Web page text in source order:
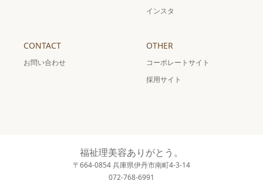
インスタ
CONTACT
お問い合わせ
OTHER
コーポレートサイト
採用サイト
福祉理美容ありがとう。
〒664-0854 兵庫県伊丹市南町4-3-14
072-768-6991